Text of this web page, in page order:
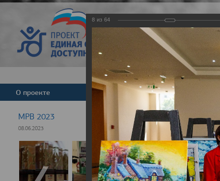
Версия для
О проекте Команда Новости
МРВ 2023
08.06.2023
8 из 64